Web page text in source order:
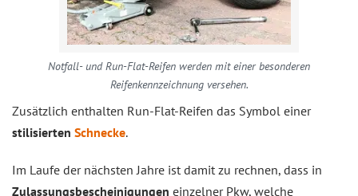
Notfall- und Run-Flat-Reifen werden mit einer besonderen
Reifenkennzeichnung versehen.
Zusätzlich enthalten Run-Flat-Reifen das Symbol einer
stilisierten Schnecke.
Im Laufe der nächsten Jahre ist damit zu rechnen, dass in
Zulassungsbescheinigungen einzelner Pkw, welche